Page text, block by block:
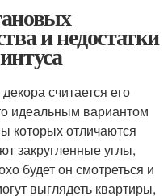
и недостатки
считается его
идеальным вариантом
которых отличаются
закругленные углы,
будет он смотреться и
выглядеть квартиры,